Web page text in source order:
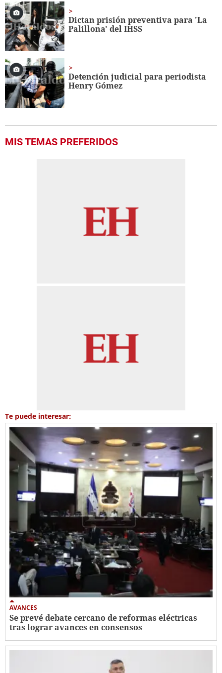
Dictan prisión preventiva para 'La
Palillona' del IHSS
Detención judicial para periodista
Henry Gómez
MIS TEMAS PREFERIDOS
Te puede interesar:
AVANCES
Se prevé debate cercano de reformas eléctricas
tras lograr avances en consensos